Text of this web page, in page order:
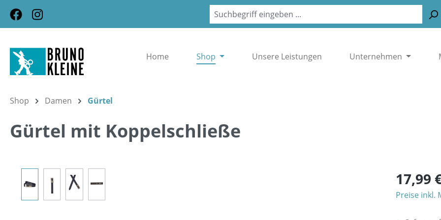
Hauptinhalt springen
Zur Suche springen
Zur Hauptnavigation springen
Home Shop Unsere Leistungen Unternehmen
Shop Damen Gürtel
Gürtel mit Koppelschließe
Bildergalerie überspringen 17,99
Preise inkl.